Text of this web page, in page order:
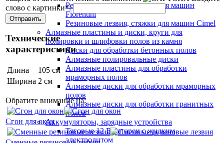
Резиновые лезвия, стяжки для машин
Fiorentini
Резиновые лезвия, стяжки для машин Cimel
Алмазные пластины и диски, круги для
полировки и шлифовки полов из камня
Диски для обработки бетонных полов
Алмазные полировальные диски
Алмазные пластины для обработки
мраморных полов
Алмазные диски для обработки мраморных
полов
Алмазные диски для обработки гранитных
полов
Аккумуляторы, зарядные устройства
Тяговые 12 В батареи с жидким
электролитом
слово с картинки*:
Технические
характеристики
Длина
105 см
Ширина 2 см
Обратите внимание на:
Сгон для окон